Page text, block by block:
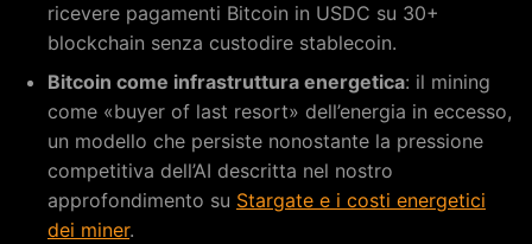
ricevere pagamenti Bitcoin in USDC su 30+
blockchain senza custodire stablecoin.
Bitcoin come infrastruttura energetica: il mining
come «buyer of last resort» dell’energia in eccesso,
un modello che persiste nonostante la pressione
competitiva dell’AI descritta nel nostro
approfondimento su Stargate e i costi energetici
dei miner.